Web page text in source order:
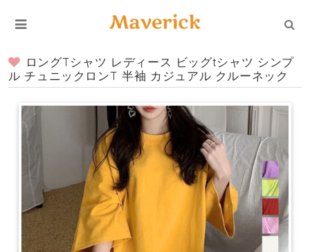
ロングTシャツ レディース ビッグtシャツ シンプ
ル チュニックロンT 半袖 カジュアル クルーネック